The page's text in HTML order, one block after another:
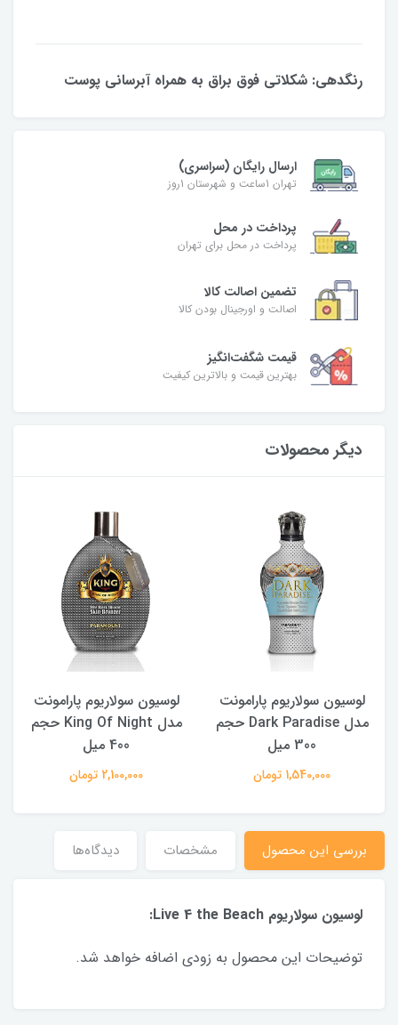
رنگدهی: شکلاتی فوق براق به همراه آبرسانی پوست
ارسال رایگان (سراسری)
تهران 1ساعت و شهرستان 1روز
پرداخت در محل
پرداخت در محل برای تهران
تضمین اصالت کالا
اصالت و اورجینال بودن کالا
قیمت شگفت‌انگیز
بهترین قیمت و بالاترین کیفیت
دیگر محصولات
لوسیون سولاریوم پارامونت
مدل Dark Paradise حجم
300 میل
1,540,000 تومان
لوسیون سولاریوم پارامونت
مدل King Of Night حجم
400 میل
2,100,000 تومان
بررسی این محصول مشخصات دیدگاه‌ها
لوسیون سولاریوم Live 4 the Beach:
توضیحات این محصول به زودی اضافه خواهد شد.